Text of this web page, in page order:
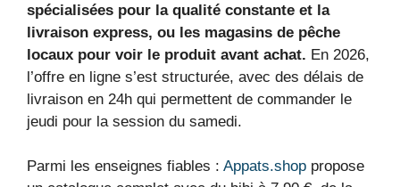
spécialisées pour la qualité constante et la
livraison express, ou les magasins de pêche
locaux pour voir le produit avant achat. En 2026,
l’offre en ligne s’est structurée, avec des délais de
livraison en 24h qui permettent de commander le
jeudi pour la session du samedi.
Parmi les enseignes fiables : Appats.shop propose